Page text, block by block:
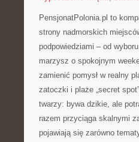
PensjonatPolonia.pl to
strony nadmorskich
podpowiedziami – od
marzysz o spokojnym
zamienić pomysł w realny
zatoczki i plaże „secret
twarzy: bywa dzikie, ale
razem przyciąga skalnymi
pojawiają się zarówno